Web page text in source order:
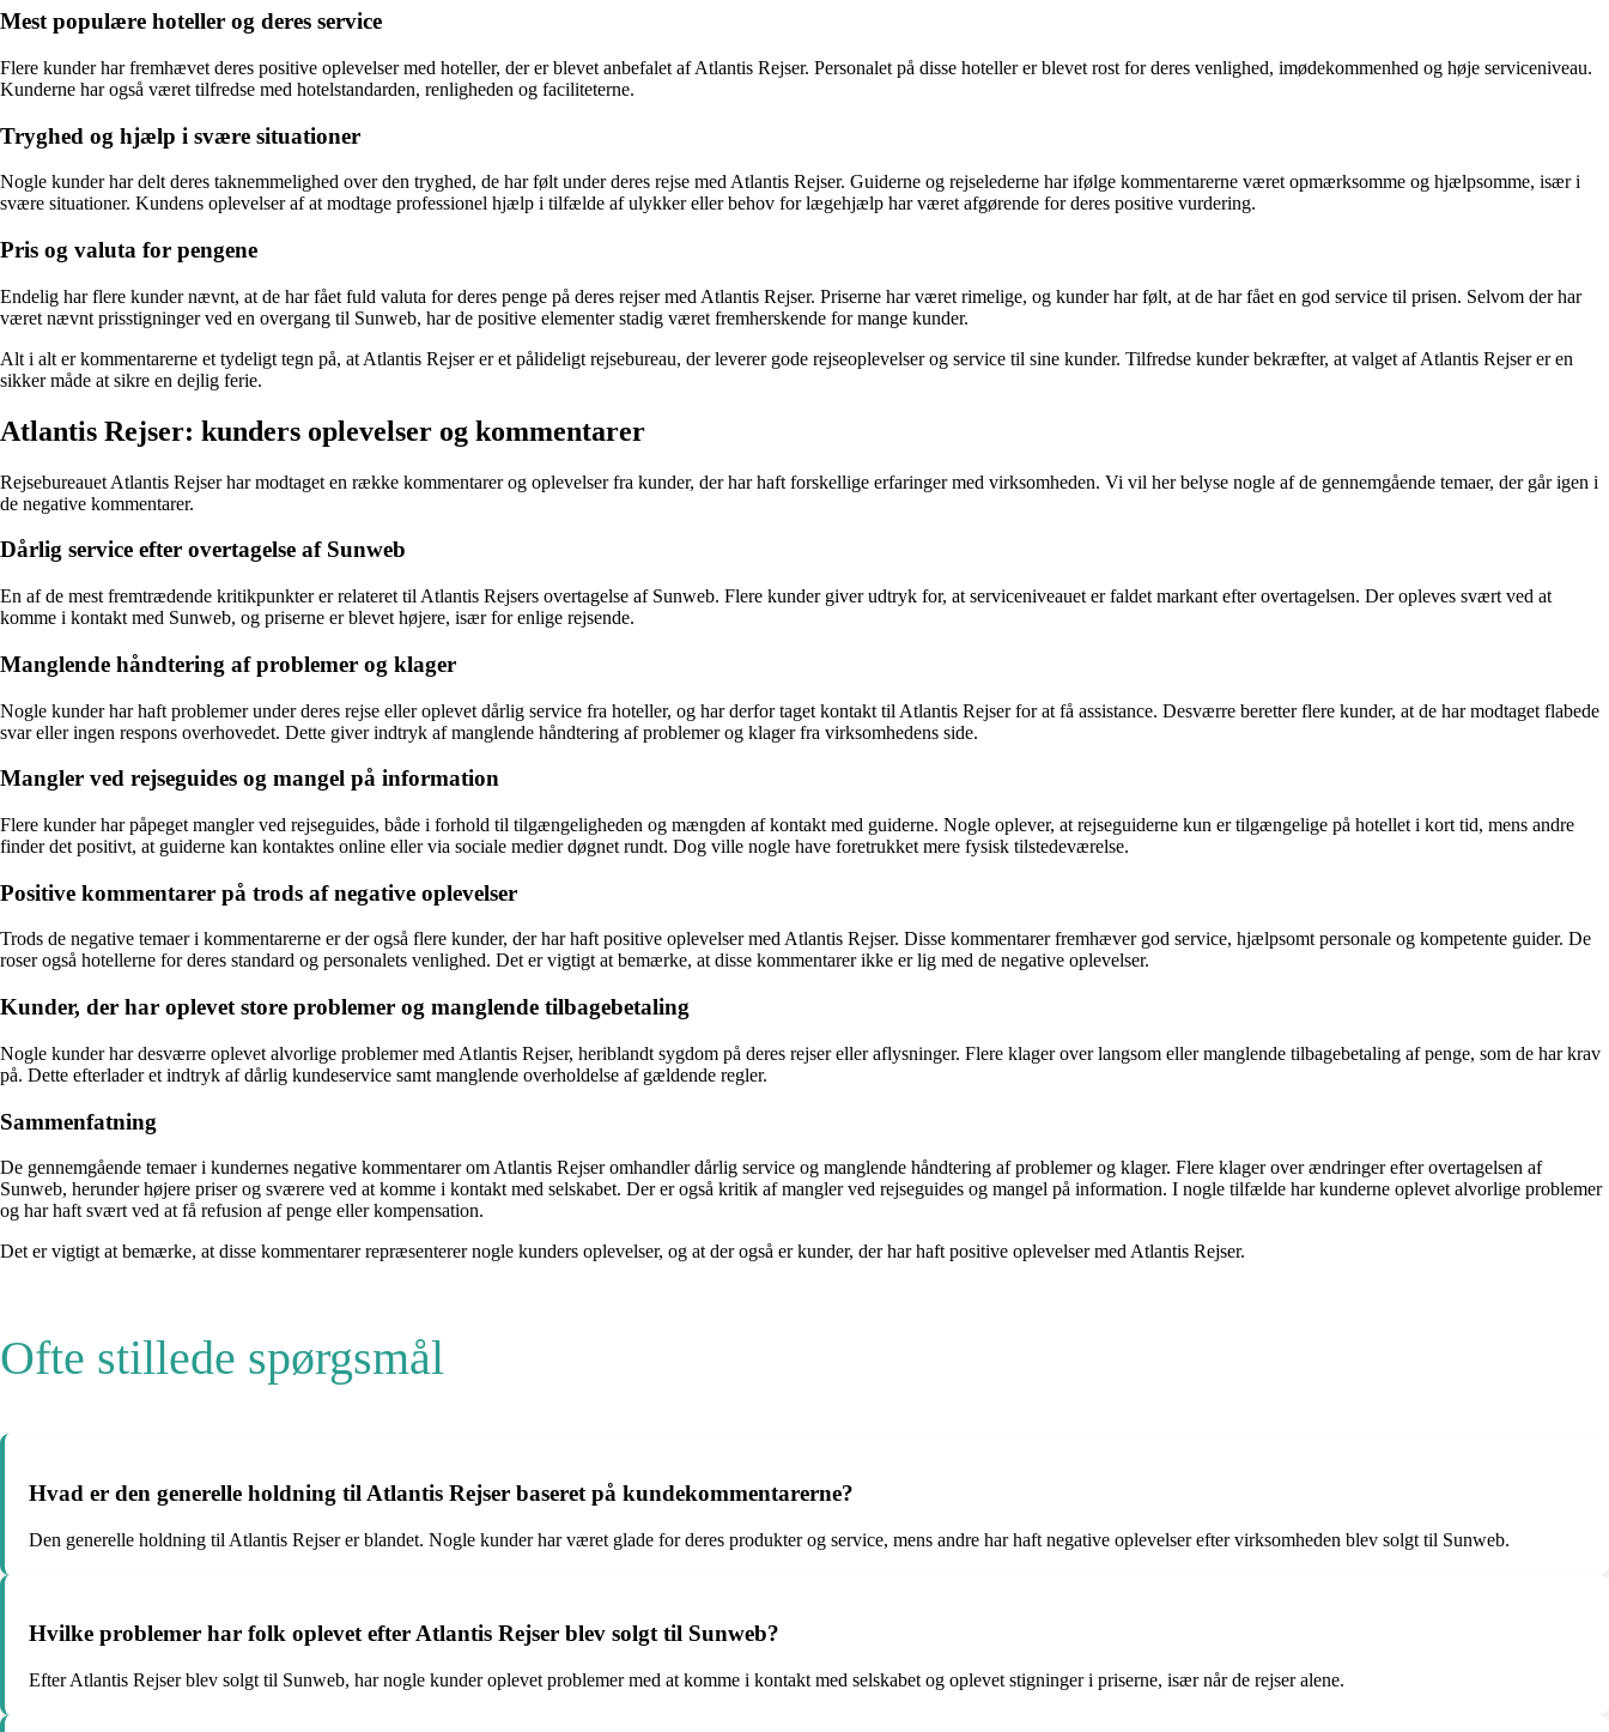
Mest populære hoteller og deres service
Flere kunder har fremhævet deres positive oplevelser med hoteller, der er blevet anbefalet af Atlantis Rejser. Personalet på disse hoteller er blevet rost for deres venlighed, imødekommenhed og høje serviceniveau.
Kunderne har også været tilfredse med hotelstandarden, renligheden og faciliteterne.
Tryghed og hjælp i svære situationer
Nogle kunder har delt deres taknemmelighed over den tryghed, de har følt under deres rejse med Atlantis Rejser. Guiderne og rejselederne har ifølge kommentarerne været opmærksomme og hjælpsomme, især i
svære situationer. Kundens oplevelser af at modtage professionel hjælp i tilfælde af ulykker eller behov for lægehjælp har været afgørende for deres positive vurdering.
Pris og valuta for pengene
Endelig har flere kunder nævnt, at de har fået fuld valuta for deres penge på deres rejser med Atlantis Rejser. Priserne har været rimelige, og kunder har følt, at de har fået en god service til prisen. Selvom der har
været nævnt prisstigninger ved en overgang til Sunweb, har de positive elementer stadig været fremherskende for mange kunder.
Alt i alt er kommentarerne et tydeligt tegn på, at Atlantis Rejser er et pålideligt rejsebureau, der leverer gode rejseoplevelser og service til sine kunder. Tilfredse kunder bekræfter, at valget af Atlantis Rejser er en
sikker måde at sikre en dejlig ferie.
Atlantis Rejser: kunders oplevelser og kommentarer
Rejsebureauet Atlantis Rejser har modtaget en række kommentarer og oplevelser fra kunder, der har haft forskellige erfaringer med virksomheden. Vi vil her belyse nogle af de gennemgående temaer, der går igen i
de negative kommentarer.
Dårlig service efter overtagelse af Sunweb
En af de mest fremtrædende kritikpunkter er relateret til Atlantis Rejsers overtagelse af Sunweb. Flere kunder giver udtryk for, at serviceniveauet er faldet markant efter overtagelsen. Der opleves svært ved at
komme i kontakt med Sunweb, og priserne er blevet højere, især for enlige rejsende.
Manglende håndtering af problemer og klager
Nogle kunder har haft problemer under deres rejse eller oplevet dårlig service fra hoteller, og har derfor taget kontakt til Atlantis Rejser for at få assistance. Desværre beretter flere kunder, at de har modtaget flabede
svar eller ingen respons overhovedet. Dette giver indtryk af manglende håndtering af problemer og klager fra virksomhedens side.
Mangler ved rejseguides og mangel på information
Flere kunder har påpeget mangler ved rejseguides, både i forhold til tilgængeligheden og mængden af kontakt med guiderne. Nogle oplever, at rejseguiderne kun er tilgængelige på hotellet i kort tid, mens andre
finder det positivt, at guiderne kan kontaktes online eller via sociale medier døgnet rundt. Dog ville nogle have foretrukket mere fysisk tilstedeværelse.
Positive kommentarer på trods af negative oplevelser
Trods de negative temaer i kommentarerne er der også flere kunder, der har haft positive oplevelser med Atlantis Rejser. Disse kommentarer fremhæver god service, hjælpsomt personale og kompetente guider. De
roser også hotellerne for deres standard og personalets venlighed. Det er vigtigt at bemærke, at disse kommentarer ikke er lig med de negative oplevelser.
Kunder, der har oplevet store problemer og manglende tilbagebetaling
Nogle kunder har desværre oplevet alvorlige problemer med Atlantis Rejser, heriblandt sygdom på deres rejser eller aflysninger. Flere klager over langsom eller manglende tilbagebetaling af penge, som de har krav
på. Dette efterlader et indtryk af dårlig kundeservice samt manglende overholdelse af gældende regler.
Sammenfatning
De gennemgående temaer i kundernes negative kommentarer om Atlantis Rejser omhandler dårlig service og manglende håndtering af problemer og klager. Flere klager over ændringer efter overtagelsen af
Sunweb, herunder højere priser og sværere ved at komme i kontakt med selskabet. Der er også kritik af mangler ved rejseguides og mangel på information. I nogle tilfælde har kunderne oplevet alvorlige problemer
og har haft svært ved at få refusion af penge eller kompensation.
Det er vigtigt at bemærke, at disse kommentarer repræsenterer nogle kunders oplevelser, og at der også er kunder, der har haft positive oplevelser med Atlantis Rejser.
Ofte stillede spørgsmål
Hvad er den generelle holdning til Atlantis Rejser baseret på kundekommentarerne?
Den generelle holdning til Atlantis Rejser er blandet. Nogle kunder har været glade for deres produkter og service, mens andre har haft negative oplevelser efter virksomheden blev solgt til Sunweb.
Hvilke problemer har folk oplevet efter Atlantis Rejser blev solgt til Sunweb?
Efter Atlantis Rejser blev solgt til Sunweb, har nogle kunder oplevet problemer med at komme i kontakt med selskabet og oplevet stigninger i priserne, især når de rejser alene.